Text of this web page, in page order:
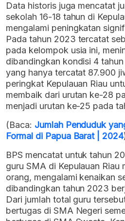
Data historis juga mencatat
sekolah 16-18 tahun di
mengalami peningkatan
Pada tahun 2023 tercatat
pada kelompok usia ini,
dibandingkan kondisi 4
yang hanya tercatat 87.900
peringkat Kepulauan Riau
membaik dari urutan ke-28
menjadi urutan ke-25 pada
(Baca: Jumlah Penduduk
Formal di Papua Barat | 2024
BPS mencatat untuk tahun
guru SMA di Kepulauan Riau
orang, mengalami kenaikan
dibandingkan tahun 2023
Dari jumlah total guru
bertugas di SMA Negeri